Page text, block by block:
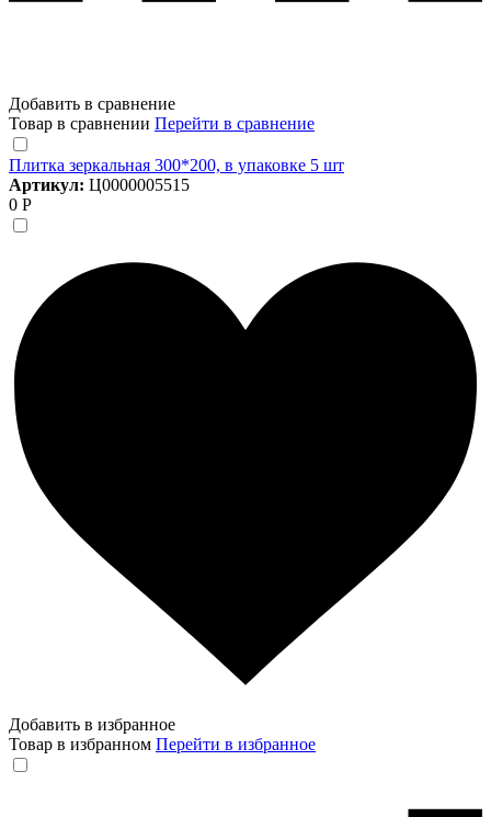
Добавить в сравнение
Товар в сравнении Перейти в сравнение
Плитка зеркальная 300*200, в упаковке 5 шт
Артикул: Ц0000005515
0 Р
Добавить в избранное
Товар в избранном Перейти в избранное